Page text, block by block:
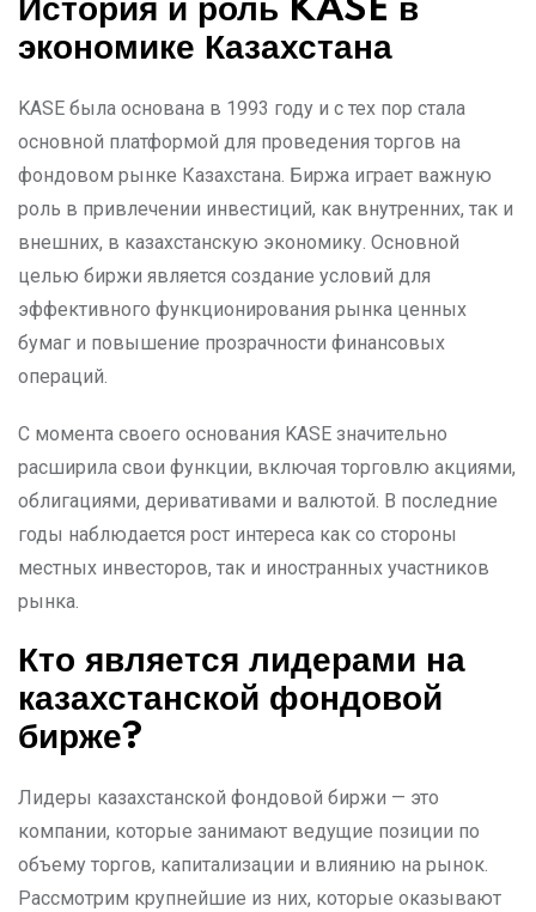
История и роль KASE в
экономике Казахстана
KASE была основана в 1993 году и с тех пор стала
основной платформой для проведения торгов на
фондовом рынке Казахстана. Биржа играет важную
роль в привлечении инвестиций, как внутренних, так и
внешних, в казахстанскую экономику. Основной
целью биржи является создание условий для
эффективного функционирования рынка ценных
бумаг и повышение прозрачности финансовых
операций.
С момента своего основания KASE значительно
расширила свои функции, включая торговлю акциями,
облигациями, деривативами и валютой. В последние
годы наблюдается рост интереса как со стороны
местных инвесторов, так и иностранных участников
рынка.
Кто является лидерами на
казахстанской фондовой
бирже?
Лидеры казахстанской фондовой биржи — это
компании, которые занимают ведущие позиции по
объему торгов, капитализации и влиянию на рынок.
Рассмотрим крупнейшие из них, которые оказывают